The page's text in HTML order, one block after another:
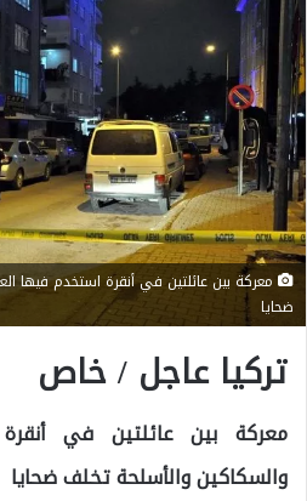
معركة بين عائلتين في أنقرة استخدم فيها
ضحايا
تركيا عاجل / خاص
معركة بين عائلتين في
والسكاكين والأسلحة تخلف ضحايا